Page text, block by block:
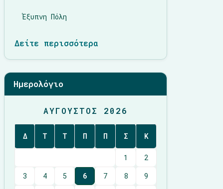
Έξυπνη Πόλη
Δείτε περισσότερα
Ημερολόγιο
ΑΎΓΟΥΣΤΟΣ 2026
Δ Τ Τ Π Π Σ Κ
1
2
3
4 5 6 7 8
9